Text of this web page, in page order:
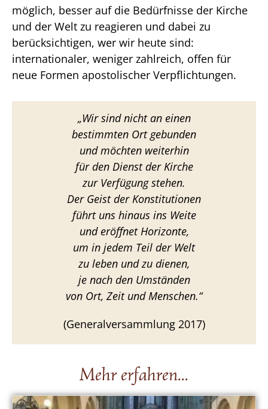
möglich, besser auf die Bedürfnisse der Kirche
und der Welt zu reagieren und dabei zu
berücksichtigen, wer wir heute sind:
internationaler, weniger zahlreich, offen für
neue Formen apostolischer Verpflichtungen.
„Wir sind nicht an einen
bestimmten Ort gebunden
und möchten weiterhin
für den Dienst der Kirche
zur Verfügung stehen.
Der Geist der Konstitutionen
führt uns hinaus ins Weite
und eröffnet Horizonte,
um in jedem Teil der Welt
zu leben und zu dienen,
je nach den Umständen
von Ort, Zeit und Menschen.“
(Generalversammlung 2017)
Mehr erfahren...